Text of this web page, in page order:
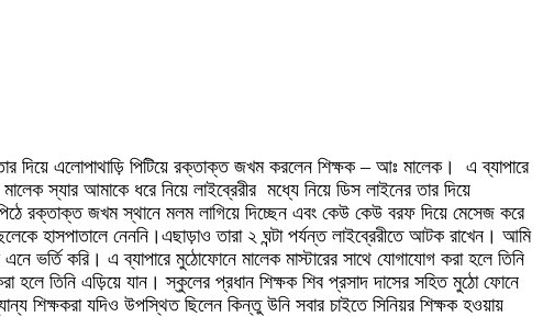
এলোপাথাড়ি পিটিয়ে রক্তাক্ত জখম করলেন শিক্ষক – আঃ মালেক। এ ব্যাপারে
স্যার আমাকে ধরে নিয়ে লাইব্রেরীর মধ্যে নিয়ে ডিস লাইনের তার দিয়ে
রক্তাক্ত জখম স্থানে মলম লাগিয়ে দিচ্ছেন এবং কেউ কেউ বরফ দিয়ে মেসেজ করে
হাসপাতালে নেননি।এছাড়াও তারা ২ ঘন্টা পর্যন্ত লাইব্রেরীতে আটক রাখেন। আমি
করি। এ ব্যাপারে মুঠোফোনে মালেক মাস্টারের সাথে যোগাযোগ করা হলে তিনি
হলে তিনি এড়িয়ে যান। স্কুলের প্রধান শিক্ষক শিব প্রসাদ দাসের সহিত মুঠো ফোনে
শিক্ষকরা যদিও উপস্থিত ছিলেন কিন্তু উনি সবার চাইতে সিনিয়র শিক্ষক হওয়ায়